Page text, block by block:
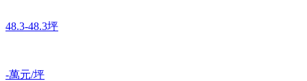
48.3-48.3坪
-萬元/坪